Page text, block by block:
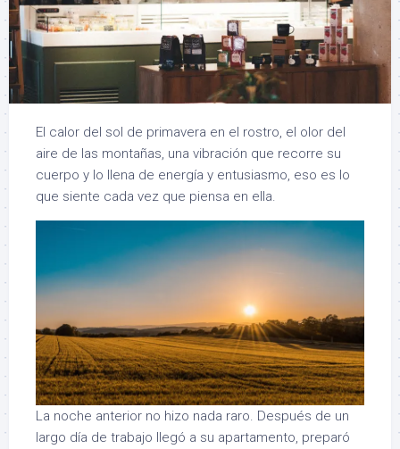
El calor del sol de primavera en el rostro, el olor del
aire de las montañas, una vibración que recorre su
cuerpo y lo llena de energía y entusiasmo, eso es lo
que siente cada vez que piensa en ella.
La noche anterior no hizo nada raro. Después de un
largo día de trabajo llegó a su apartamento, preparó